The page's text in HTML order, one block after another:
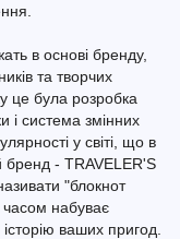
в основі бренду,
та творчих
це була розробка
і система змінних
у світі, що в
бренд - TRAVELER'S
"блокнот
часом набуває
ваших пригод.